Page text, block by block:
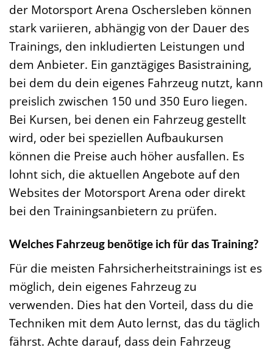
der Motorsport Arena Oschersleben können
stark variieren, abhängig von der Dauer des
Trainings, den inkludierten Leistungen und
dem Anbieter. Ein ganztägiges Basistraining,
bei dem du dein eigenes Fahrzeug nutzt, kann
preislich zwischen 150 und 350 Euro liegen.
Bei Kursen, bei denen ein Fahrzeug gestellt
wird, oder bei speziellen Aufbaukursen
können die Preise auch höher ausfallen. Es
lohnt sich, die aktuellen Angebote auf den
Websites der Motorsport Arena oder direkt
bei den Trainingsanbietern zu prüfen.
Welches Fahrzeug benötige ich für das Training?
Für die meisten Fahrsicherheitstrainings ist es
möglich, dein eigenes Fahrzeug zu
verwenden. Dies hat den Vorteil, dass du die
Techniken mit dem Auto lernst, das du täglich
fährst. Achte darauf, dass dein Fahrzeug